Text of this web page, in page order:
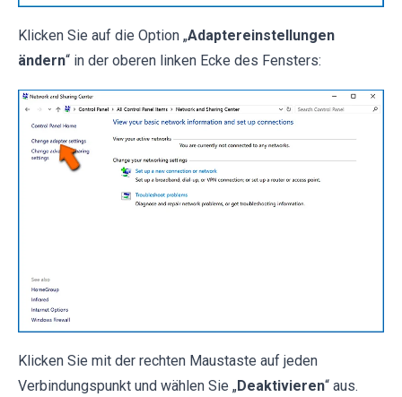
Klicken Sie auf die Option „Adaptereinstellungen
ändern“ in der oberen linken Ecke des Fensters:
Klicken Sie mit der rechten Maustaste auf jeden
Verbindungspunkt und wählen Sie „Deaktivieren“ aus.